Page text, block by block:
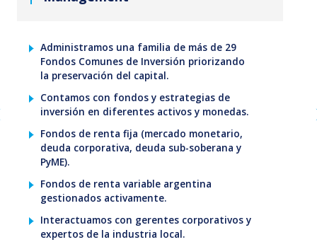
Administramos una familia de más de 29
Fondos Comunes de Inversión priorizando
la preservación del capital.
Contamos con fondos y estrategias de
inversión en diferentes activos y monedas.
Fondos de renta fija (mercado monetario,
deuda corporativa, deuda sub-soberana y
PyME).
Fondos de renta variable argentina
gestionados activamente.
Interactuamos con gerentes corporativos y
expertos de la industria local.